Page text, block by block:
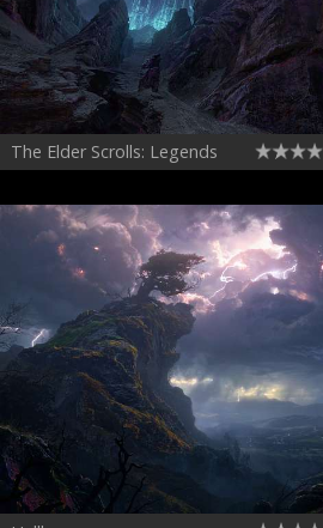
The Elder Scrolls: Legends